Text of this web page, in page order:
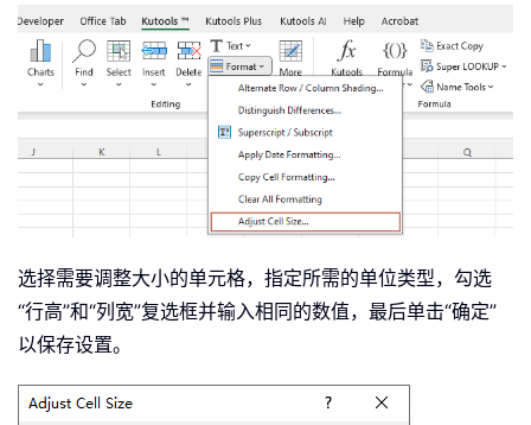
选择需要调整大小的单元格，指定所需的单位类型，勾选
“行高”和“列宽”复选框并输入相同的数值，最后单击“确定”
以保存设置。